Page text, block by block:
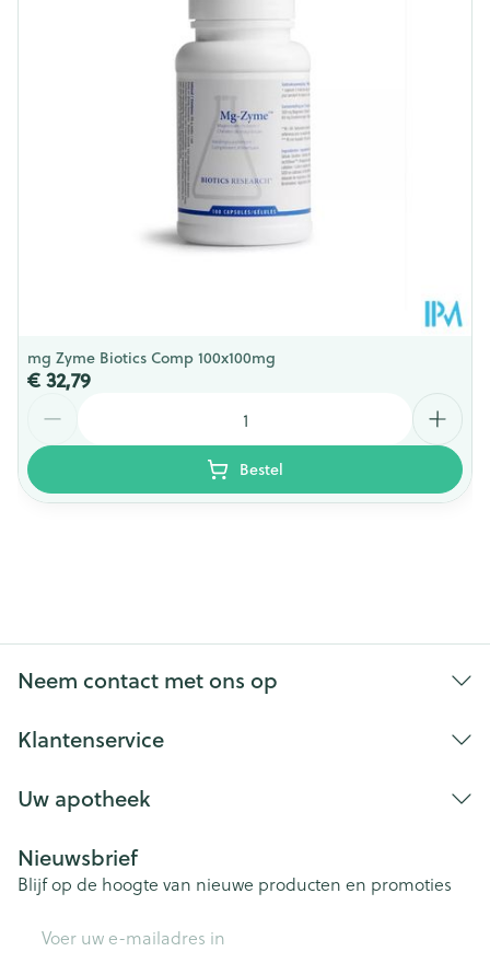
Kamertemperatuur (15°C - 25°C)
mg Zyme Biotics Comp 100x100mg
€ 32,79
Bestel
Neem contact met ons op
Klantenservice
Uw apotheek
Nieuwsbrief
Blijf op de hoogte van nieuwe producten en promoties